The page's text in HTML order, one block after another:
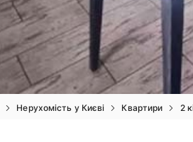
Нерухомість у Києві Квартири 2